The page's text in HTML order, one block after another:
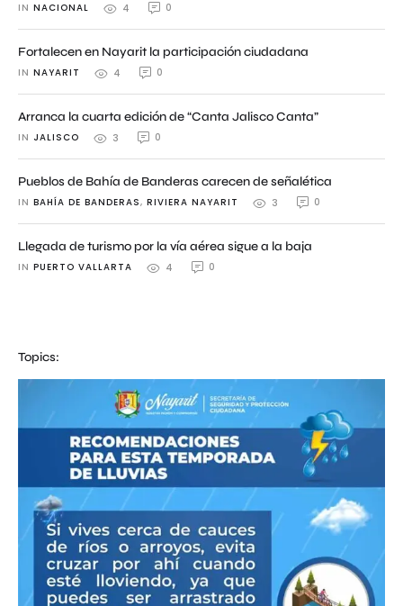
IN NACIONAL 4 0
Fortalecen en Nayarit la participación ciudadana
IN NAYARIT 4 0
Arranca la cuarta edición de “Canta Jalisco Canta”
IN JALISCO 3 0
Pueblos de Bahía de Banderas carecen de señalética
IN BAHÍA DE BANDERAS, RIVIERA NAYARIT 3 0
Llegada de turismo por la vía aérea sigue a la baja
IN PUERTO VALLARTA 4 0
Topics: